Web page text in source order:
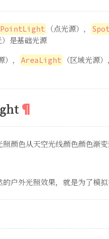
PointLight （点光源），
）是基础光源
）， AreaLight （区域光源）
颜色从天空光线颜色颜色渐
户外光照效果，就是为了模